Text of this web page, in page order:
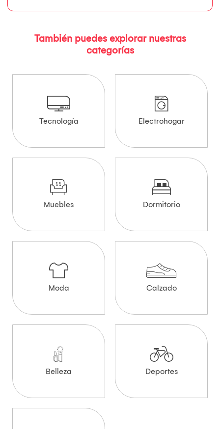
También puedes explorar nuestras
categorías
Tecnología Electrohogar
Muebles Dormitorio
Moda Calzado
Belleza Deportes